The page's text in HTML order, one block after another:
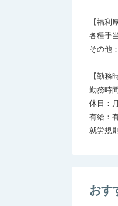
【福利
各種手
その他
【勤務
勤務時
休日：
有給：
おす